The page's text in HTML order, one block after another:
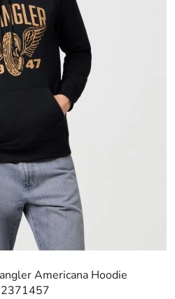
Americana Hoodie